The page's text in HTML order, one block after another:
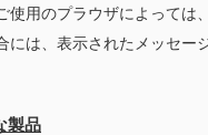
使用のプラウザによっては
には、表示されたメッセー
製品